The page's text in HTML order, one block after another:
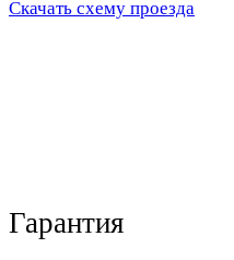
Скачать схему проезда
Гарантия